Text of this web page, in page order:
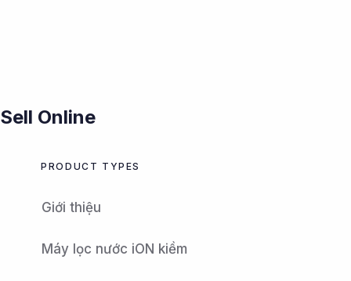
Sell Online
PRODUCT TYPES
Giới thiệu
Máy lọc nước iON kiềm